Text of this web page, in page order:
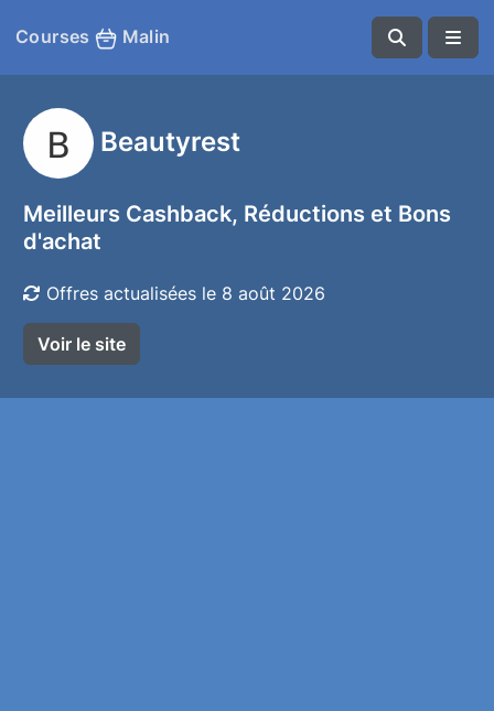
Courses Malin
Beautyrest
Meilleurs Cashback, Réductions et Bons
d'achat
Offres actualisées le 8 août 2026
Voir le site